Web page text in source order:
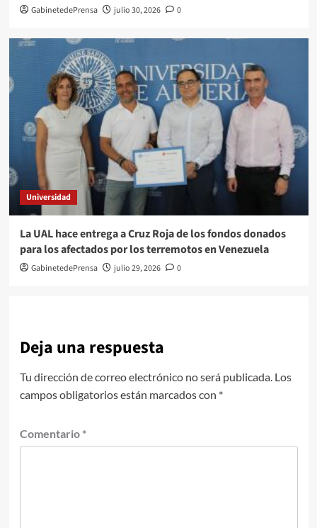
GabinetedePrensa julio 30, 2026 0
Universidad
La UAL hace entrega a Cruz Roja de los fondos donados
para los afectados por los terremotos en Venezuela
GabinetedePrensa julio 29, 2026 0
Deja una respuesta
Tu dirección de correo electrónico no será publicada. Los
campos obligatorios están marcados con *
Comentario *